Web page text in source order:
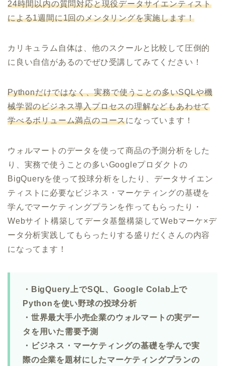
24時間以内の質問対応と現役データサイエンティスト
による1週間に1回のメンタリングを実施します！
カリキュラム自体は、他のスクールと比較して圧倒的
に良い自信があるのでぜひ受講してみてください！
Pythonだけではなく、実務で使うことの多いSQLや機
械学習のビジネス導入プロセスの理解などもあわせて
学べるボリューム満点のコースになっています！
ウォルマートのデータを使って商品の予測分析をした
り、実務で使うことの多いGoogleプロダクトの
BigQueryを使って投球分析をしたり、データサイエン
ティストに必要なビジネス・マーケティングの基礎を
学んでマーケティングプランを作ってもらったり・
Webサイト構築してデータ基盤構築してWebマーケ×デ
ータ分析実践してもらったりする盛りだくさんの内容
になってます！
・BigQuery上でSQL、Google Colab上で
Pythonを使い野球の投球分析
・世界最大手小売企業のウォルマートの実デー
タを用いた需要予測
・ビジネス・マーケティングの基礎を学んで実
際の企業を題材にしたマーケティングプランの